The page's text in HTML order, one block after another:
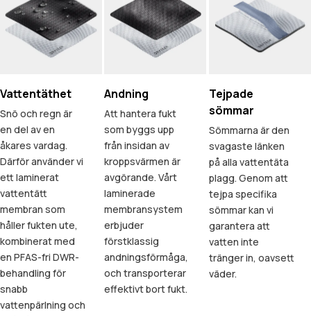
Vattentäthet
Snö och regn är
en del av en
åkares vardag.
Därför använder vi
ett laminerat
vattentätt
membran som
håller fukten ute,
kombinerat med
en PFAS-fri DWR-
behandling för
snabb
vattenpärlning och
Andning
Att hantera fukt
som byggs upp
från insidan av
kroppsvärmen är
avgörande. Vårt
laminerade
membransystem
erbjuder
förstklassig
andningsförmåga,
och transporterar
effektivt bort fukt.
Tejpade
sömmar
Sömmarna är den
svagaste länken
på alla vattentäta
plagg. Genom att
tejpa specifika
sömmar kan vi
garantera att
vatten inte
tränger in, oavsett
väder.